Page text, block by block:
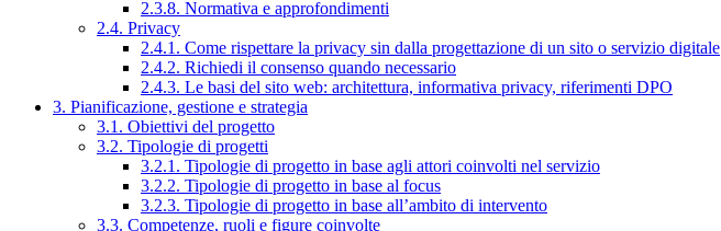
2.3.8. Normativa e approfondimenti
2.4. Privacy
2.4.1. Come rispettare la privacy sin dalla progettazione di un sito o servizio digitale
2.4.2. Richiedi il consenso quando necessario
2.4.3. Le basi del sito web: architettura, informativa privacy, riferimenti DPO
3. Pianificazione, gestione e strategia
3.1. Obiettivi del progetto
3.2. Tipologie di progetti
3.2.1. Tipologie di progetto in base agli attori coinvolti nel servizio
3.2.2. Tipologie di progetto in base al focus
3.2.3. Tipologie di progetto in base all’ambito di intervento
3.3. Competenze, ruoli e figure coinvolte